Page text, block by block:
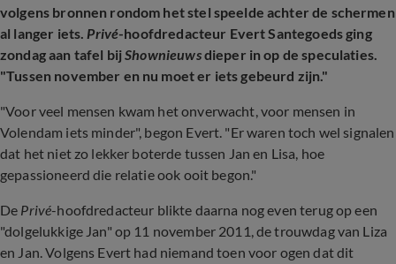
volgens bronnen rondom het stel speelde achter de schermen
al langer iets. Privé-hoofdredacteur Evert Santegoeds ging
zondag aan tafel bijShownieuwsdieper in op de speculaties.
"Tussen november en nu moet er iets gebeurd zijn."
"Voor veel mensen kwam het onverwacht, voor mensen in
Volendam iets minder", begon Evert. "Er waren toch wel signalen
dat het niet zo lekker boterde tussen Jan en Lisa, hoe
gepassioneerd die relatie ook ooit begon."
De Privé-hoofdredacteur blikte daarna nog even terug op een
"dolgelukkige Jan" op 11 november 2011, de trouwdag van Liza
en Jan. Volgens Evert had niemand toen voor ogen dat dit